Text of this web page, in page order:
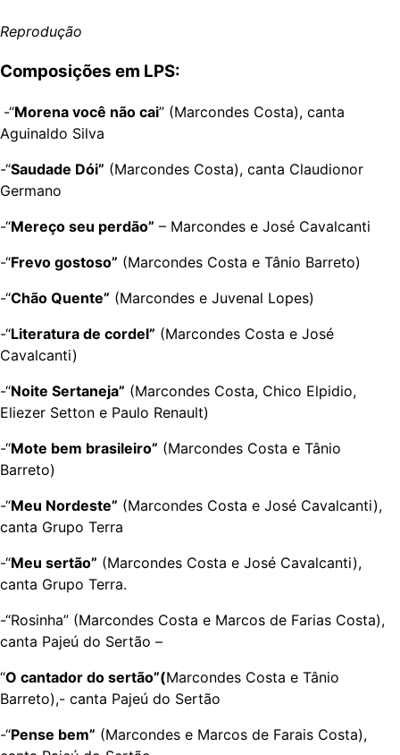
Reprodução
Composições em LPS:
-“Morena você não cai” (Marcondes Costa), canta
Aguinaldo Silva
-“Saudade Dói” (Marcondes Costa), canta Claudionor
Germano
-“Mereço seu perdão” – Marcondes e José Cavalcanti
-“Frevo gostoso” (Marcondes Costa e Tânio Barreto)
-“Chão Quente” (Marcondes e Juvenal Lopes)
-“Literatura de cordel” (Marcondes Costa e José
Cavalcanti)
-“Noite Sertaneja” (Marcondes Costa, Chico Elpidio,
Eliezer Setton e Paulo Renault)
-“Mote bem brasileiro” (Marcondes Costa e Tânio
Barreto)
-“Meu Nordeste” (Marcondes Costa e José Cavalcanti),
canta Grupo Terra
-“Meu sertão” (Marcondes Costa e José Cavalcanti),
canta Grupo Terra.
-“Rosinha” (Marcondes Costa e Marcos de Farias Costa),
canta Pajeú do Sertão –
“O cantador do sertão”(Marcondes Costa e Tânio
Barreto),- canta Pajeú do Sertão
-“Pense bem” (Marcondes e Marcos de Farais Costa),